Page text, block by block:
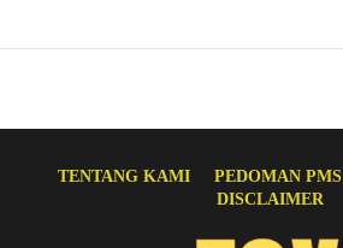
TENTANG KAMI PEDOMAN PMS
DISCLAIMER